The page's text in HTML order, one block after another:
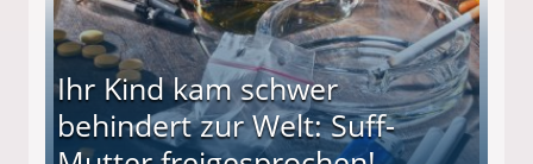
Ihr Kind kam schwer
behindert zur Welt: Suff-